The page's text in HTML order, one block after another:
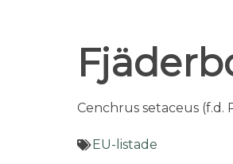
Cenchrus setaceus (f.d.
EU-listade